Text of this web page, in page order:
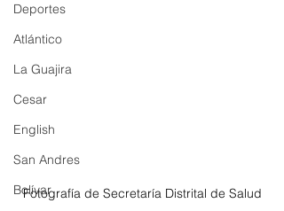
Deportes
Atlántico
La Guajira
Cesar
English
San Andres
Bolívar
Fotografía de Secretaría Distrital de Salud